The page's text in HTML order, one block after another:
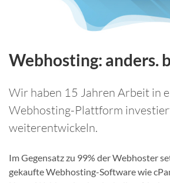
Webhosting: anders.
Wir haben 15 Jahren Arbeit in
Webhosting-Plattform
weiterentwickeln.
Im Gegensatz zu 99% der Webhoster
gekaufte Webhosting-Software wie